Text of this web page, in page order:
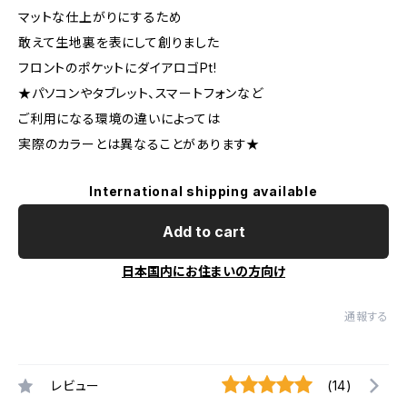
マットな仕上がりにするため
敢えて生地裏を表にして創りました
フロントのポケットにダイアロゴPt!
★パソコンやタブレット、スマートフォンなど
ご利用になる環境の違いによっては
実際のカラーとは異なることがあります★
International shipping available
Add to cart
日本国内にお住まいの方向け
通報する
レビュー (14)